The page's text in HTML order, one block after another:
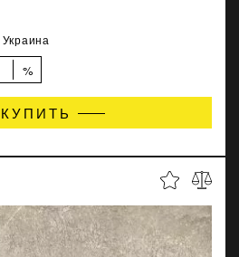
Украина
%
КУПИТЬ